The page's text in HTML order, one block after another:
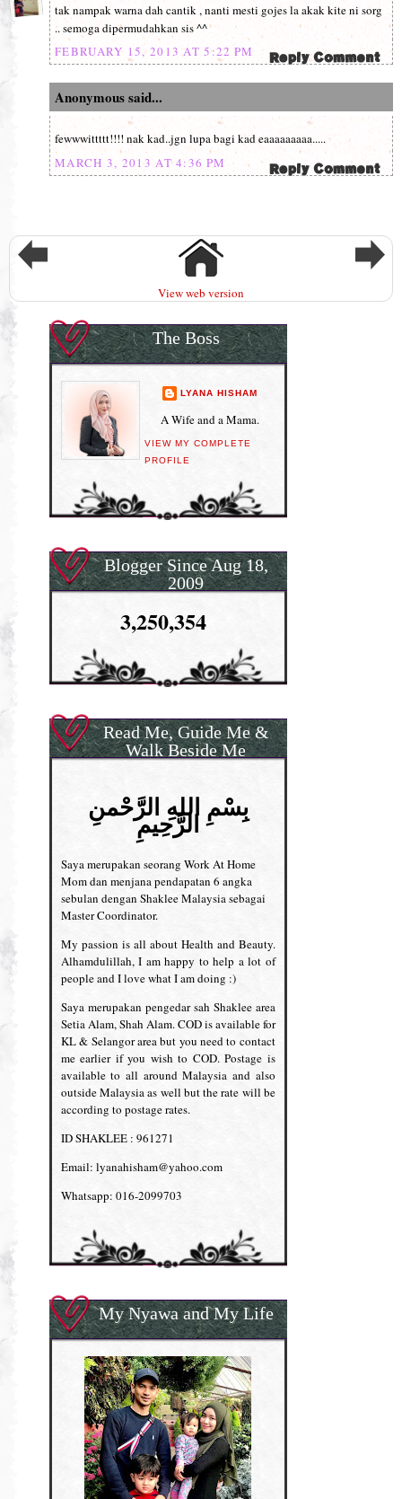
tak nampak warna dah cantik , nanti mesti gojes la akak kite ni sorg
.. semoga dipermudahkan sis ^^
FEBRUARY 15, 2013 AT 5:22 PM
Anonymous said...
fewwwittttt!!!! nak kad..jgn lupa bagi kad eaaaaaaaaa.....
MARCH 3, 2013 AT 4:36 PM
View web version
The Boss
LYANA HISHAM
A Wife and a Mama.
VIEW MY COMPLETE
PROFILE
Blogger Since Aug 18,
2009
3,250,354
Read Me, Guide Me &
Walk Beside Me
بِسْمِ اللهِ الرَّحْمنِ
الرَّحِيمِ
Saya merupakan seorang Work At Home
Mom dan menjana pendapatan 6 angka
sebulan dengan Shaklee Malaysia sebagai
Master Coordinator.
My passion is all about Health and Beauty.
Alhamdulillah, I am happy to help a lot of
people and I love what I am doing :)
Saya merupakan pengedar sah Shaklee area
Setia Alam, Shah Alam. COD is available for
KL & Selangor area but you need to contact
me earlier if you wish to COD. Postage is
available to all around Malaysia and also
outside Malaysia as well but the rate will be
according to postage rates.
ID SHAKLEE : 961271
Email: lyanahisham@yahoo.com
Whatsapp: 016-2099703
My Nyawa and My Life